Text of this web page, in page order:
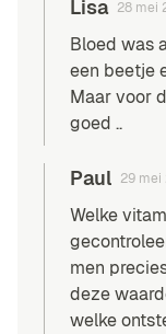
Lisa 28 mei
Bloed was
een beetje
Maar voor
goed ..
Paul 29 mei
Welke
men
deze
welke